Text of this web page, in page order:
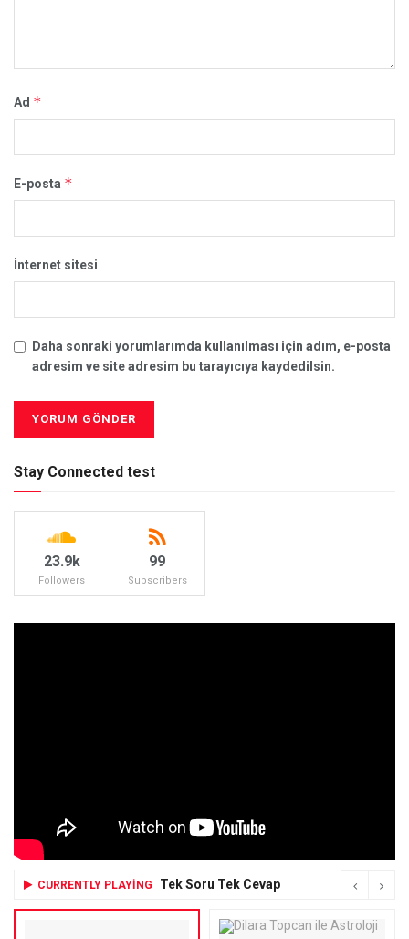
Ad *
E-posta *
İnternet sitesi
Daha sonraki yorumlarımda kullanılması için adım, e-posta
adresim ve site adresim bu tarayıcıya kaydedilsin.
Stay Connected test
23.9k
Followers
99
Subscribers
CURRENTLY PLAYING Tek Soru Tek Cevap